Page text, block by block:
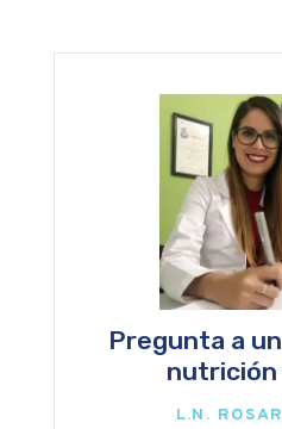
Pregunta a
nutrición
L.N.